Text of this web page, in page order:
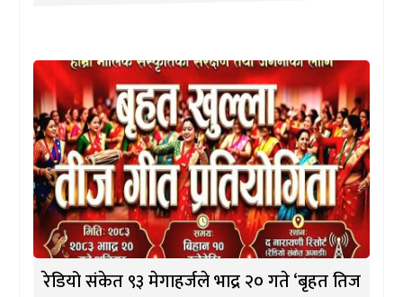
रेडियो संकेत ९३ मेगाहर्जले भाद्र २० गते ‘बृहत तिज